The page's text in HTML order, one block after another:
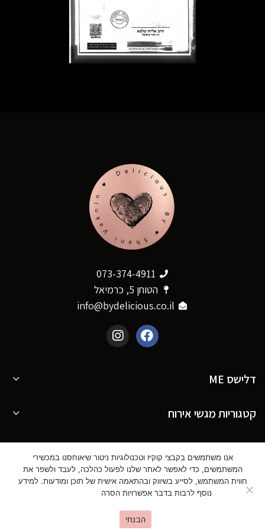
073-374-4911
הטוחן 5, כרמיאל
info@bydelicious.co.il
דלישס ME
קטגוריות מגשי אירוח
מידע נוסף
© כל הזכויות שמורות ל דלישס |
אתרים - סטודיו פרץ
אנו משתמשים בקבצי קוקיז וטכנולוגיות ניטור שיאוחסנו במכשירי
המשתמשים, כדי לאפשר לאתר שלנו לפעול כהלכה, לעבד ולשפר את
חווית המשתמש, לסייע בשיווק ובהתאמה אישית של תוכן ומודעות. למידע
נוסף לרבות בדבר אפשרויות הסרה
הבנתי